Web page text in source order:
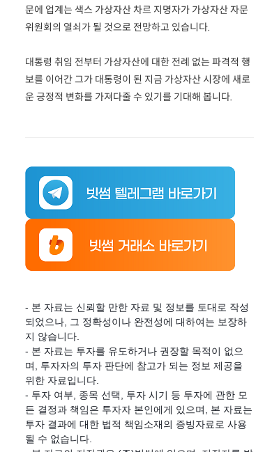
문에 업계는 색스 가상자산 차르 지명자가 가상자산 자문
위원회의 열쇠가 될 것으로 전망하고 있습니다.
대통령 취임 전부터 가상자산에 대한 전례 없는 파격적 행
보를 이어간 그가 대통령이 된 지금 가상자산 시장에 새로
운 긍정적 변화를 가져다줄 수 있기를 기대해 봅니다.
- 본 자료는 신뢰할 만한 자료 및 정보를 토대로 작성
되었으나, 그 정확성이나 완전성에 대하여는 보장하
지 않습니다.
- 본 자료는 투자를 유도하거나 권장할 목적이 없으
며, 투자자의 투자 판단에 참고가 되는 정보 제공을
위한 자료입니다.
- 투자 여부, 종목 선택, 투자 시기 등 투자에 관한 모
든 결정과 책임은 투자자 본인에게 있으며, 본 자료는
투자 결과에 대한 법적 책임소재의 증빙자료로 사용
될 수 없습니다.